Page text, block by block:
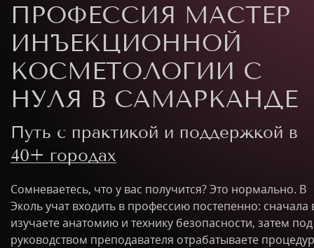
ПРОФЕССИЯ МАСТЕР
ИНЪЕКЦИОННОЙ
КОСМЕТОЛОГИИ С
НУЛЯ В САМАРКАНДЕ
Путь с практикой и поддержкой в
40+ городах
Сомневаетесь, что у вас получится? Это нормально. В
Эколь учат входить в профессию постепенно: сначала
изучаете анатомию и технику безопасности, затем под
руководством преподавателя отрабатываете